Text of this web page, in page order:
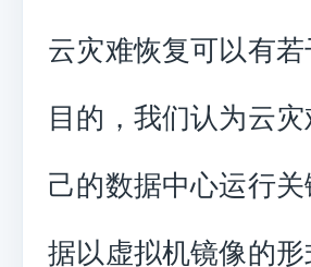
云灾难恢复可以有
目的，我们认为云
己的数据中心运行
据以虚拟机镜像的